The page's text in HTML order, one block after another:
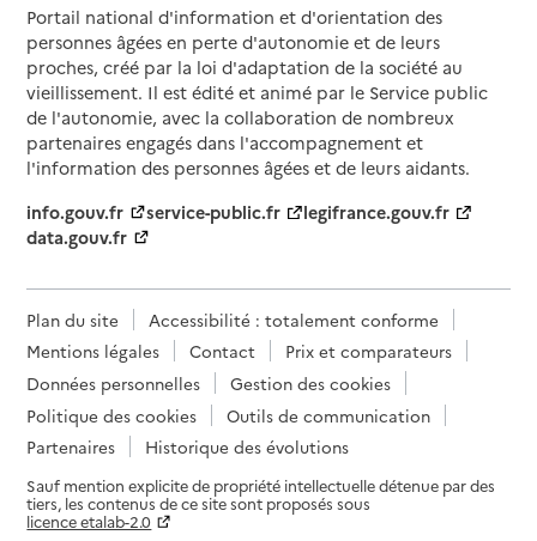
Portail national d'information et d'orientation des
personnes âgées en perte d'autonomie et de leurs
proches, créé par la loi d'adaptation de la société au
vieillissement. Il est édité et animé par le Service public
de l'autonomie, avec la collaboration de nombreux
partenaires engagés dans l'accompagnement et
l'information des personnes âgées et de leurs aidants.
info.gouv.fr
service-public.fr
legifrance.gouv.fr
data.gouv.fr
Plan du site
Accessibilité : totalement conforme
Mentions légales
Contact
Prix et comparateurs
Données personnelles
Gestion des cookies
Politique des cookies
Outils de communication
Partenaires
Historique des évolutions
Sauf mention explicite de propriété intellectuelle détenue par des
tiers, les contenus de ce site sont proposés sous
licence etalab-2.0